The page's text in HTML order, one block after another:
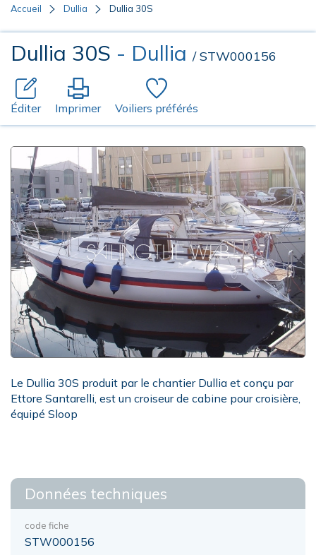
Accueil Dullia Dullia 30S
Dullia 30S - Dullia / STW000156
Éditer Imprimer Voiliers préférés
Le Dullia 30S produit par le chantier Dullia et conçu par
Ettore Santarelli, est un croiseur de cabine pour croisière,
équipé Sloop
Données techniques
code fiche
STW000156